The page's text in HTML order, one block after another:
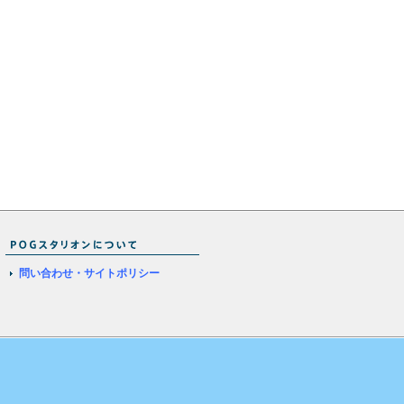
問い合わせ・サイトポリシー